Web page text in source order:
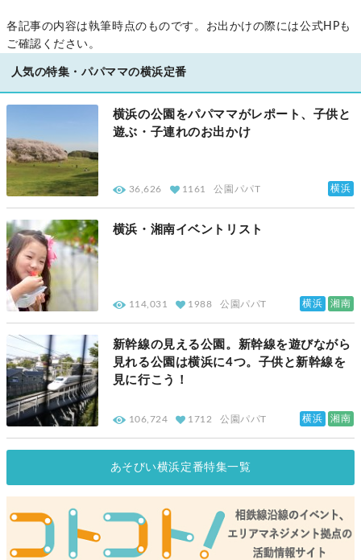
各記事の内容は執筆時点のものです。お出かけの際には公式HPも
ご確認ください。
人気の特集・パパママの横浜定番
横浜の公園をパパママがレポート、子供と
遊ぶ・子連れのお出かけ
36,626 1161 公園パパT 横浜
横浜・湘南イベントリスト
114,031 1988 公園パパT 横浜 湘南
新幹線の見える公園。新幹線を遊びながら
見れる公園は横浜に4つ。子供と新幹線を
見に行こう！
106,724 1712 公園パパT 横浜 湘南
あそびい横浜定番特集一覧